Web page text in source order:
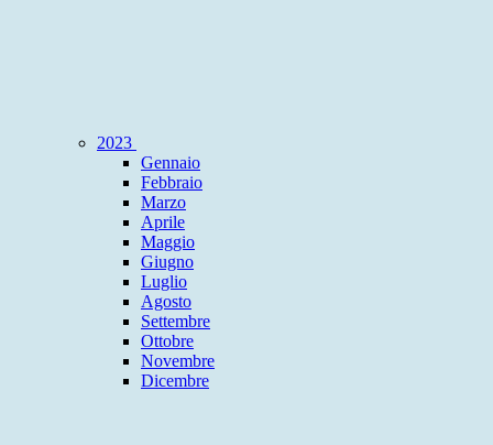
2023
Gennaio
Febbraio
Marzo
Aprile
Maggio
Giugno
Luglio
Agosto
Settembre
Ottobre
Novembre
Dicembre